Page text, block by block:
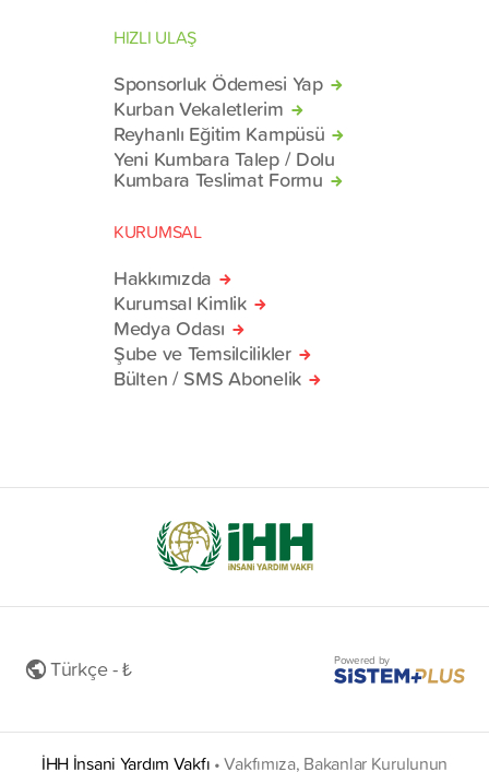
HIZLI ULAŞ
Sponsorluk Ödemesi Yap
Kurban Vekaletlerim
Reyhanlı Eğitim Kampüsü
Yeni Kumbara Talep / Dolu
Kumbara Teslimat Formu
KURUMSAL
Hakkımızda
Kurumsal Kimlik
Medya Odası
Şube ve Temsilcilikler
Bülten / SMS Abonelik
Türkçe - ₺ Powered by
İHH İnsani Yardım Vakfı •Vakfımıza, Bakanlar Kurulunun